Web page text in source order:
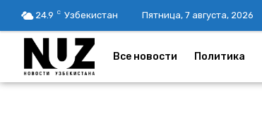
24.9 C Узбекистан Пятница, 7 августа, 2026
Все новости Политика